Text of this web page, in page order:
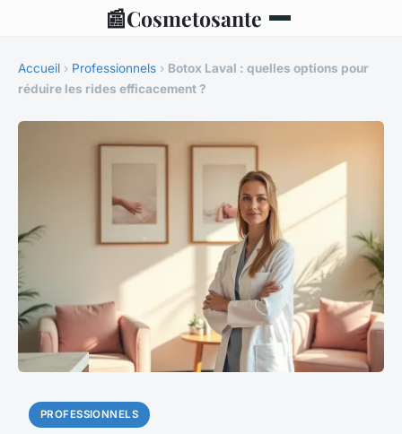
📰Cosmetosante
Accueil › Professionnels › Botox Laval : quelles options pour
réduire les rides efficacement ?
PROFESSIONNELS